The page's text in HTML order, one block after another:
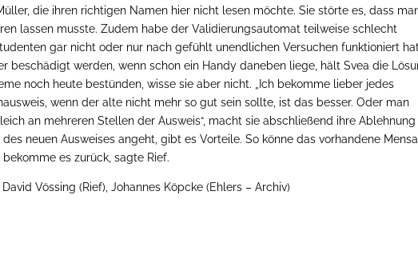
die ihren richtigen Namen hier nicht lesen möchte. Sie störte es, dass
lassen musste. Zudem habe der Validierungsautomat teilweise schlecht
gar nicht oder nur nach gefühlt unendlichen Versuchen funktioniert
beschädigt werden, wenn schon ein Handy daneben liege, hält Svea die
noch heute bestünden, wisse sie aber nicht. „Ich bekomme lieber jedes
wenn der alte nicht mehr so gut sein sollte, ist das besser. Oder man
an mehreren Stellen der Ausweis“, macht sie abschließend ihre Ablehnung
neuen Ausweises angeht, gibt es Vorteile. So könne das vorhandene
es zurück, sagte Rief.
Vössing (Rief), Johannes Köpcke (Ehlers – Archiv)